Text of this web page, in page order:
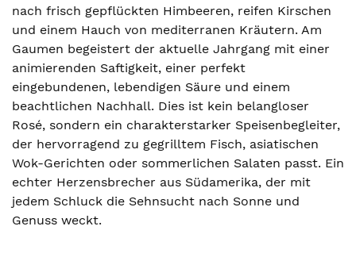
nach frisch gepflückten Himbeeren, reifen Kirschen
und einem Hauch von mediterranen Kräutern. Am
Gaumen begeistert der aktuelle Jahrgang mit einer
animierenden Saftigkeit, einer perfekt
eingebundenen, lebendigen Säure und einem
beachtlichen Nachhall. Dies ist kein belangloser
Rosé, sondern ein charakterstarker Speisenbegleiter,
der hervorragend zu gegrilltem Fisch, asiatischen
Wok-Gerichten oder sommerlichen Salaten passt. Ein
echter Herzensbrecher aus Südamerika, der mit
jedem Schluck die Sehnsucht nach Sonne und
Genuss weckt.